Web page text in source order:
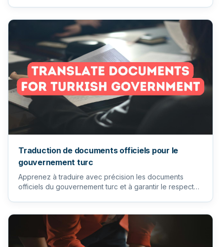
Traduction de documents officiels pour le
gouvernement turc
Apprenez à traduire avec précision les documents
officiels du gouvernement turc et à garantir le respect